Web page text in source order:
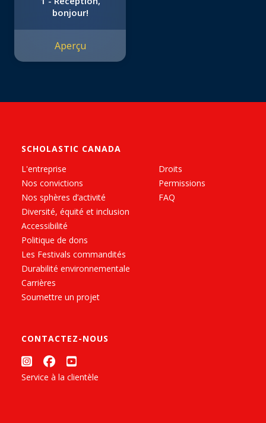
bonjour!
Aperçu
SCHOLASTIC CANADA
L'entreprise
Nos convictions
Nos sphères d’activité
Diversité, équité et inclusion
Accessibilité
Politique de dons
Les Festivals commandités
Durabilité environnementale
Carrières
Soumettre un projet
Droits
Permissions
FAQ
CONTACTEZ-NOUS
Service à la clientèle